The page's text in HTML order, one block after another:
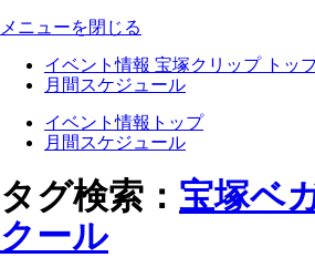
メニューを閉じる
イベント情報 宝塚クリップ トッ
月間スケジュール
イベント情報トップ
月間スケジュール
タグ検索： 宝塚ベ
クール